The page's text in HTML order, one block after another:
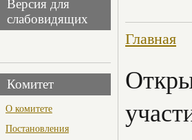
Версия для
слабовидящих
Комитет
О комитете
Постановления
Главная